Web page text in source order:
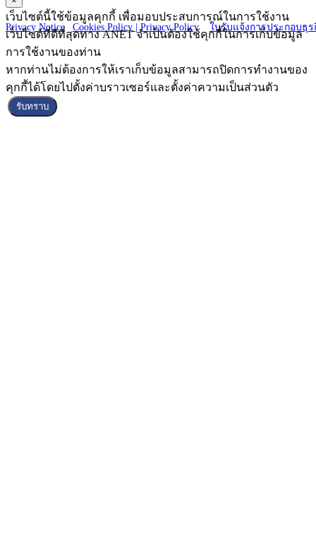
Copyright © 2025 ANET CO., LTD. All Right reserved.
Privacy Notice
Cookies Policy | Privacy Policy| ใบรับแจ้งการประกอบธุ
เว็บไซต์นี้ใช้ข้อมูลคุกกี้ เพื่อมอบประสบการณ์ในการใช้งาน
เว็บไซต์ที่ดีที่สุดทาง ANET จำเป็นต้องใช้คุกกี้ในการเก็บข้อมูล
การใช้งานของท่าน
หากท่านไม่ต้องการให้เราเก็บข้อมูลสามารถปิดการทำงานของ
คุกกี้ได้โดยไปตั้งค่าบราวเซอร์และตั้งค่าความเป็นส่วนตัว
รับทราบ